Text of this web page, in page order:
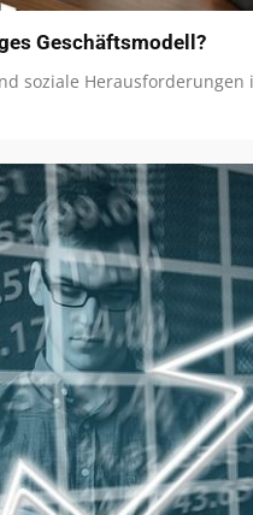
Geschäftsmodell?
soziale